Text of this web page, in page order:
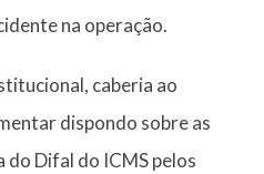
na operação.
caberia ao
dispondo sobre as
do Difal do ICMS pelos